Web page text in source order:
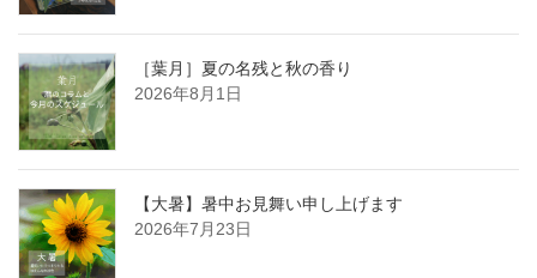
［葉月］夏の名残と秋の香り
2026年8月1日
【大暑】暑中お見舞い申し上げます
2026年7月23日